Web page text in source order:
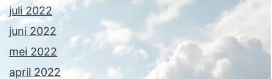
juli 2022
juni 2022
mei 2022
april 2022